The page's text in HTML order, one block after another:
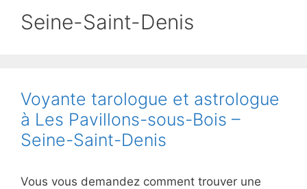
Seine-Saint-Denis
Voyante tarologue et astrologue
à Les Pavillons-sous-Bois –
Seine-Saint-Denis
Vous vous demandez comment trouver une